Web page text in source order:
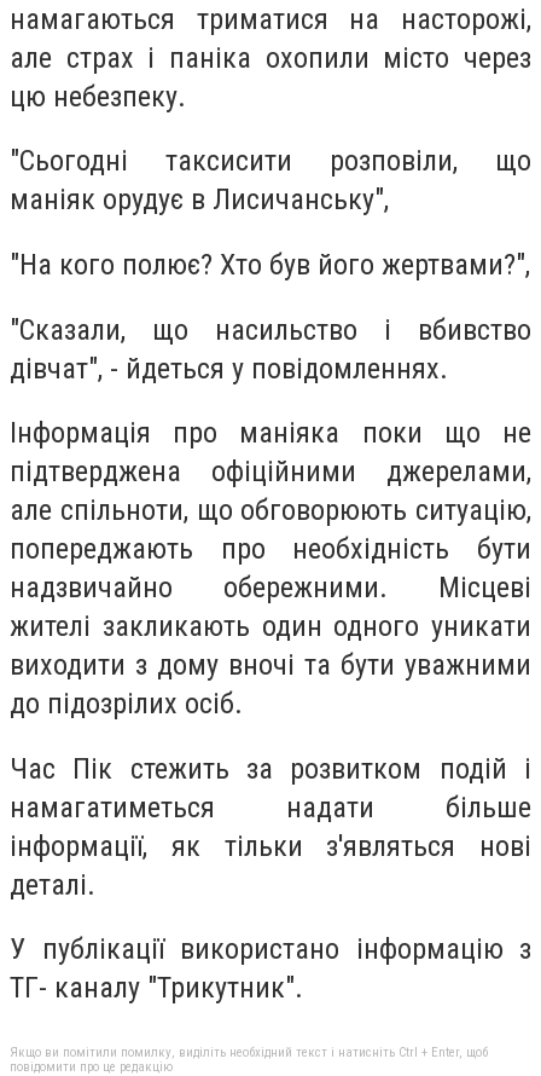
намагаються триматися на насторожі,
але страх і паніка охопили місто через
цю небезпеку.
"Сьогодні таксисити розповіли, що
маніяк орудує в Лисичанську",
"На кого полює? Хто був його жертвами?",
"Сказали, що насильство і вбивство
дівчат", - йдеться у повідомленнях.
Інформація про маніяка поки що не
підтверджена офіційними джерелами,
але спільноти, що обговорюють ситуацію,
попереджають про необхідність бути
надзвичайно обережними. Місцеві
жителі закликають один одного уникати
виходити з дому вночі та бути уважними
до підозрілих осіб.
Час Пік стежить за розвитком подій і
намагатиметься надати більше
інформації, як тільки з'являться нові
деталі.
У публікації використано інформацію з
ТГ- каналу "Трикутник".
Якщо ви помітили помилку, виділіть необхідний текст і натисніть Ctrl + Enter, щоб
повідомити про це редакцію